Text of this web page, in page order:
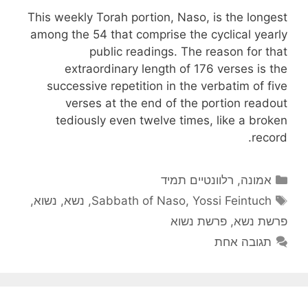
This weekly Torah portion, Naso, is the longest
among the 54 that comprise the cyclical yearly
public readings. The reason for that
extraordinary length of 176 verses is the
successive repetition in the verbatim of five
verses at the end of the portion readout
tediously even twelve times, like a broken
record.
קטגוריות
אמונה, רלוונטיים תמיד
תגיות
Sabbath of Naso, Yossi Feintuch
, נשא, נשוא,
פרשת נשא, פרשת נשוא
תגובה אחת